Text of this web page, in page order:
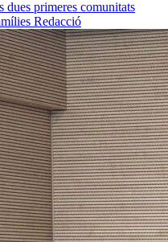
dues primeres comunitats
Redacció